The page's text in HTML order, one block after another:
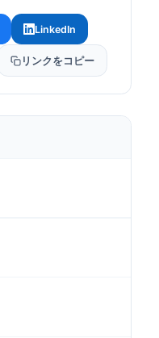
LinkedIn
リンクをコピー